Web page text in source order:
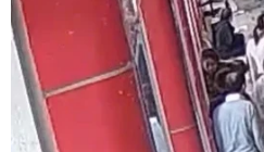
nhiều khu vực trên đảo chính
Philippines vẫn có thể cảm